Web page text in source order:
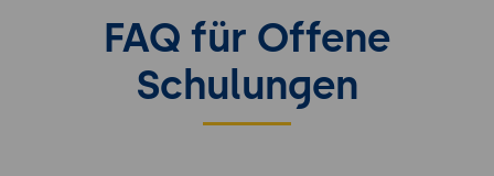
FAQ für Offene
Schulungen